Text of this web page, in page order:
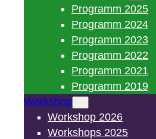
Programm 2025
Programm 2024
Programm 2023
Programm 2022
Programm 2021
Programm 2019
Workshop
Workshop 2026
Workshops 2025